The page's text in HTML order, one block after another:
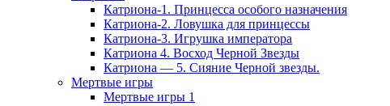
Катриона-1. Принцесса особого назначения
Катриона-2. Ловушка для принцессы
Катриона-3. Игрушка императора
Катриона 4. Восход Черной Звезды
Катриона — 5. Сияние Черной звезды.
Мертвые игры
Мертвые игры 1